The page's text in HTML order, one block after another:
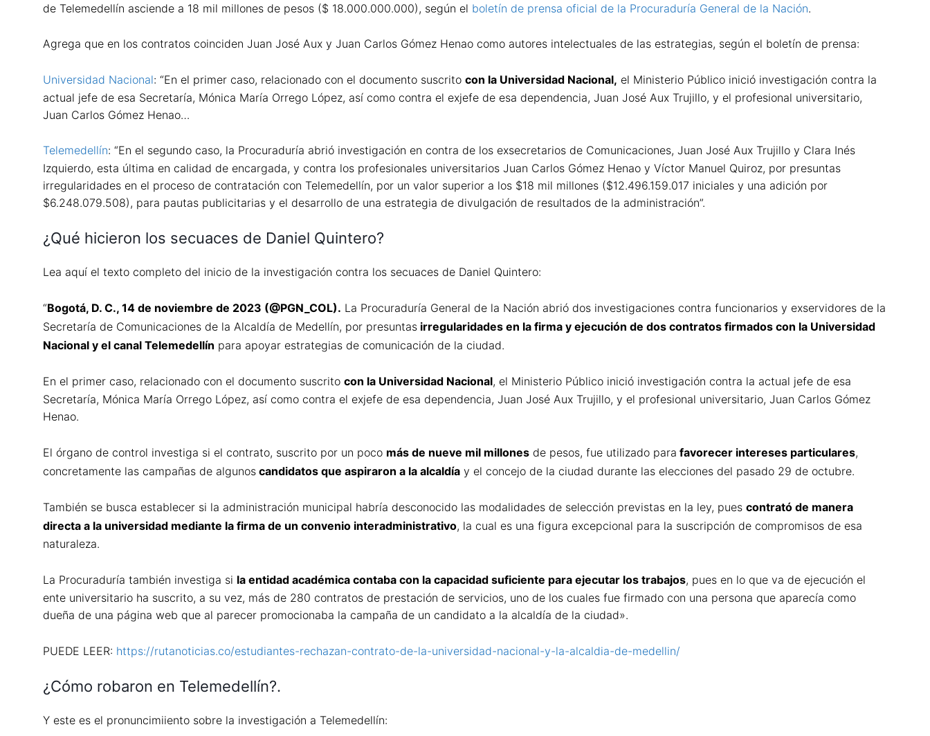
de Telemedellín asciende a 18 mil millones de pesos ($ 18.000.000.000), según el boletín de prensa oficial de la Procuraduría General de la Nación.
Agrega que en los contratos coinciden Juan José Aux y Juan Carlos Gómez Henao como autores intelectuales de las estrategias, según el boletín de prensa:
Universidad Nacional: “En el primer caso, relacionado con el documento suscrito con la Universidad Nacional, el Ministerio Público inició investigación contra la
actual jefe de esa Secretaría, Mónica María Orrego López, así como contra el exjefe de esa dependencia, Juan José Aux Trujillo, y el profesional universitario,
Juan Carlos Gómez Henao…
Telemedellín: “En el segundo caso, la Procuraduría abrió investigación en contra de los exsecretarios de Comunicaciones, Juan José Aux Trujillo y Clara Inés
Izquierdo, esta última en calidad de encargada, y contra los profesionales universitarios Juan Carlos Gómez Henao y Víctor Manuel Quiroz, por presuntas
irregularidades en el proceso de contratación con Telemedellín, por un valor superior a los $18 mil millones ($12.496.159.017 iniciales y una adición por
$6.248.079.508), para pautas publicitarias y el desarrollo de una estrategia de divulgación de resultados de la administración”.
¿Qué hicieron los secuaces de Daniel Quintero?
Lea aquí el texto completo del inicio de la investigación contra los secuaces de Daniel Quintero:
“​Bogotá, D. C., 14 de noviembre de 2023 (@PGN_COL). La Procuraduría General de la Nación abrió dos investigaciones contra funcionarios y exservidores de la
Secretaría de Comunicaciones de la Alcaldía de Medellín, por presuntas irregularidades en la firma y ejecución de dos contratos firmados con la Universidad
Nacional y el canal Telemedellín para apoyar estrategias de comunicación de la ciudad.
En el primer caso, relacionado con el documento suscrito con la Universidad Nacional, el Ministerio Público inició investigación contra la actual jefe de esa
Secretaría, Mónica María Orrego López, así como contra el exjefe de esa dependencia, Juan José Aux Trujillo, y el profesional universitario, Juan Carlos Gómez
Henao.
El órgano de control investiga si el contrato, suscrito por un poco más de nueve mil millones de pesos, fue utilizado para favorecer intereses particulares,
concretamente las campañas de algunos candidatos que aspiraron a la alcaldía y el concejo de la ciudad durante las elecciones del pasado 29 de octubre.
También se busca establecer si la administración municipal habría desconocido las modalidades de selección previstas en la ley, pues contrató de manera
directa a la universidad mediante la firma de un convenio interadministrativo, la cual es una figura excepcional para la suscripción de compromisos de esa
naturaleza.
La Procuraduría también investiga si la entidad académica contaba con la capacidad suficiente para ejecutar los trabajos, pues en lo que va de ejecución el
ente universitario ha suscrito, a su vez, más de 280 contratos de prestación de servicios, uno de los cuales fue firmado con una persona que aparecía como
dueña de una página web que al parecer promocionaba la campaña de un candidato a la alcaldía de la ciudad».
PUEDE LEER: https://rutanoticias.co/estudiantes-rechazan-contrato-de-la-universidad-nacional-y-la-alcaldia-de-medellin/
¿Cómo robaron en Telemedellín?.
Y este es el pronuncimiiento sobre la investigación a Telemedellín: